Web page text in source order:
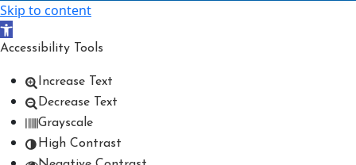
Skip to content
Open toolbar
Accessibility Tools
Increase Text
Decrease Text
Grayscale
High Contrast